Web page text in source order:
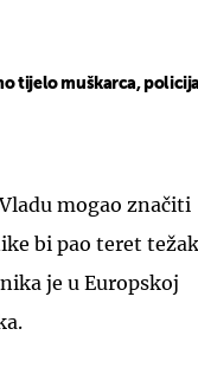
tijelo muškarca, policija
mogao značiti
bi pao teret težak
je u Europskoj